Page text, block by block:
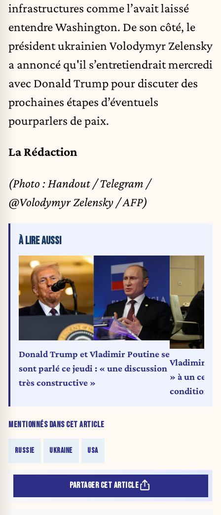
infrastructures comme l’avait laissé
entendre Washington. De son côté, le
président ukrainien Volodymyr Zelensky
a annoncé qu'il s’entretiendrait mercredi
avec Donald Trump pour discuter des
prochaines étapes d’éventuels
pourparlers de paix.
La Rédaction
(Photo : Handout / Telegram /
@Volodymyr Zelensky / AFP)
MENTIONNÉS DANS CET ARTICLE
RUSSIE UKRAINE USA
À LIRE AUSSI
Donald Trump et Vladimir Poutine se
sont parlé ce jeudi : « une discussion
très constructive »
Vladimir
» à un
conditions
PARTAGER CET ARTICLE